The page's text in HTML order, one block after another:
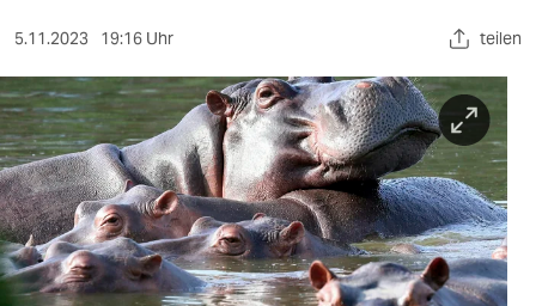
sport
berlin
nord
wahrheit
verlag
5.11.2023 19:16 Uhr teilen